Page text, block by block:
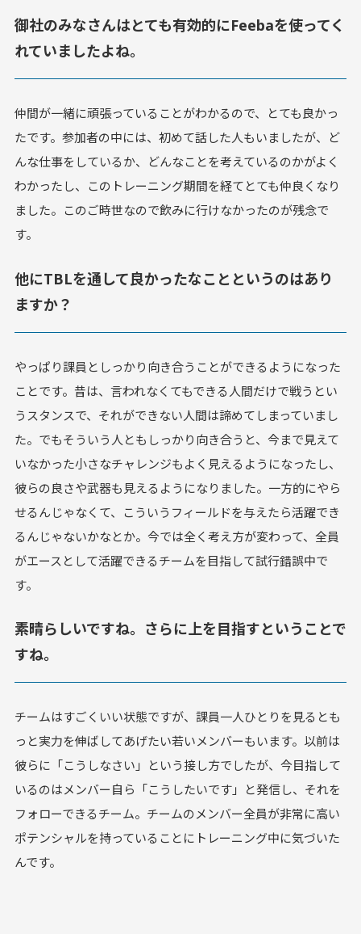
御社のみなさんはとても有効的にFeebaを使ってく
れていましたよね。
仲間が一緒に頑張っていることがわかるので、とても良かっ
たです。参加者の中には、初めて話した人もいましたが、ど
んな仕事をしているか、どんなことを考えているのかがよく
わかったし、このトレーニング期間を経てとても仲良くなり
ました。このご時世なので飲みに行けなかったのが残念で
す。
他にTBLを通して良かったなことというのはあり
ますか？
やっぱり課員としっかり向き合うことができるようになった
ことです。昔は、言われなくてもできる人間だけで戦うとい
うスタンスで、それができない人間は諦めてしまっていまし
た。でもそういう人ともしっかり向き合うと、今まで見えて
いなかった小さなチャレンジもよく見えるようになったし、
彼らの良さや武器も見えるようになりました。一方的にやら
せるんじゃなくて、こういうフィールドを与えたら活躍でき
るんじゃないかなとか。今では全く考え方が変わって、全員
がエースとして活躍できるチームを目指して試行錯誤中で
す。
素晴らしいですね。さらに上を目指すということで
すね。
チームはすごくいい状態ですが、課員一人ひとりを見るとも
っと実力を伸ばしてあげたい若いメンバーもいます。以前は
彼らに「こうしなさい」という接し方でしたが、今目指して
いるのはメンバー自ら「こうしたいです」と発信し、それを
フォローできるチーム。チームのメンバー全員が非常に高い
ポテンシャルを持っていることにトレーニング中に気づいた
んです。